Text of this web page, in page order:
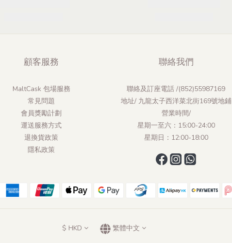
顧客服務
MaltCask 包場服務
常見問題
會員獎勵計劃
運送服務方式
退換貨政策
隱私政策
聯絡我們
聯絡及訂座電話 /(852)55987169
地址/ 九龍太子西洋菜北街169號地鋪
營業時間/
星期一至六：15:00-24:00
星期日：12:00-18:00
$ HKD 繁體中文